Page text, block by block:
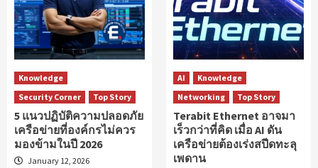
Knowledge
Security Corner
Top Story
5 แนวปฏิบัติความปลอดภัย
เครือข่ายที่องค์กรไม่ควร
มองข้ามในปี 2026
January 12, 2026
AI
Knowledge
Networking
Top Story
Terabit Ethernet อาจมา
เร็วกว่าที่คิด เมื่อ AI ดัน
เครือข่ายต้องเร่งสปีดทะลุ
เพดาน